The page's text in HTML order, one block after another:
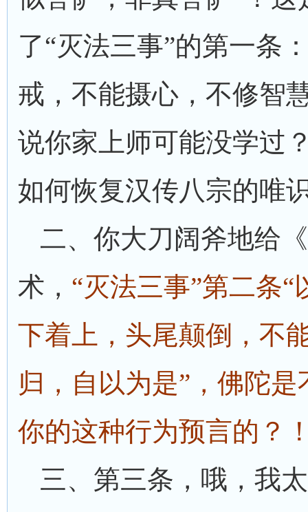
了“灭法三事”的第一条
戒，不能摄心，不修智
说你家上师可能没学过
如何恢复汉传八宗的唯
二、你大刀阔斧地给
术， “灭法三事”第二条“
下着上，头尾颠倒，不
归，自以为是”，佛陀
你的这种行为预言的？
三、第三条，哦，我